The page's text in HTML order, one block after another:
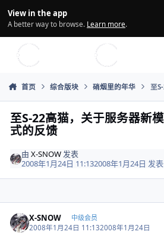
View in the app
A better way to browse. Learn more.
首页 综合版块 硝烟里的年华 至
至S-22高猫，关于服务器新模
式的反馈
由X-SNOW 发表
2008年1月24日 11:132008年1月24日 发
X-SNOW 中级会员
2008年1月24日 11:132008年1月24日